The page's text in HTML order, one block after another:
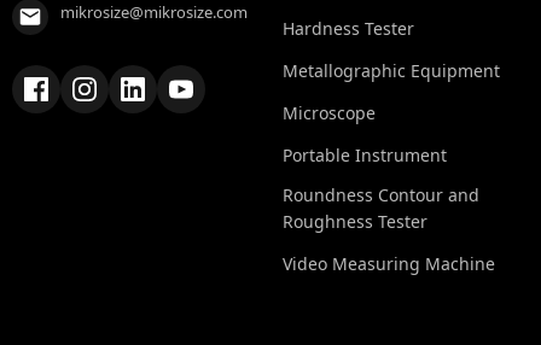
mikrosize@mikrosize.com
Hardness Tester
Metallographic Equipment
Microscope
Portable Instrument
Roundness Contour and
Roughness Tester
Video Measuring Machine